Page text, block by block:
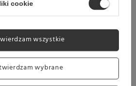
10 349,00 zł 550,00 zł
Wysyłkajeszcze dzisiaj
Towar dostępny w magazynie
cookie
wybrane
wszystkie